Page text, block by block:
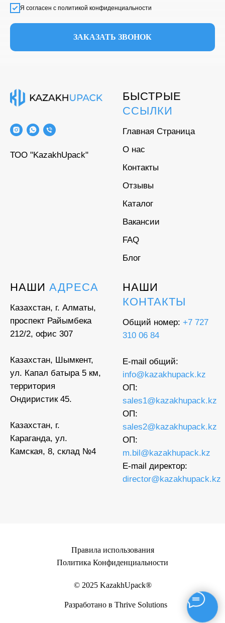
Я согласен с политикой конфиденциальности
ЗАКАЗАТЬ ЗВОНОК
ТОО "KazakhUpack"
БЫСТРЫЕ
ССЫЛКИ
Главная Страница
О нас
Контакты
Отзывы
Каталог
Вакансии
FAQ
Блог
НАШИ АДРЕСА
Казахстан, г. Алматы,
проспект Райымбека
212/2, офис 307
Казахстан, Шымкент,
ул. Капал батыра 5 км,
территория
Ондиристик 45.
Казахстан, г.
Караганда, ул.
Камская, 8, склад №4
НАШИ
КОНТАКТЫ
Общий номер: +7 727
310 06 84
E-mail общий:
info@kazakhupack.kz
ОП:
sales1@kazakhupack.kz
ОП:
sales2@kazakhupack.kz
ОП:
m.bil@kazakhupack.kz
E-mail директор:
director@kazakhupack.kz
Правила использования
Политика Конфиденциальности
© 2025 KazakhUpack®
Разработано в Thrive Solutions